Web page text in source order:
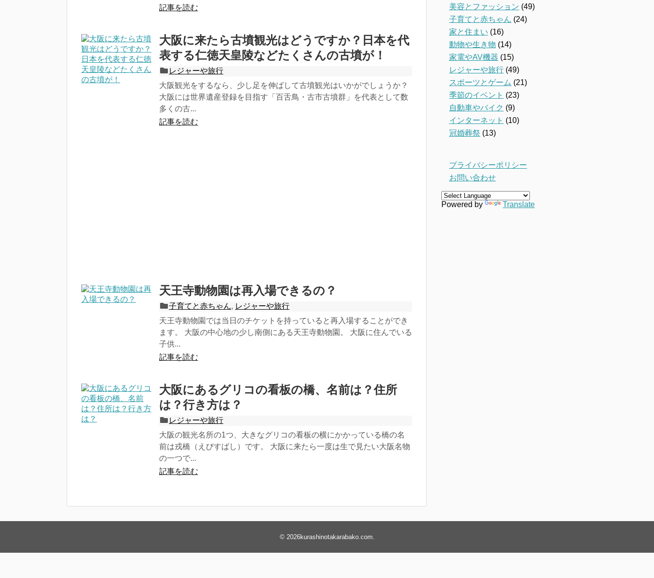
記事を読む
大阪に来たら古墳観光はどうですか？日本を代
表する仁徳天皇陵などたくさんの古墳が！
レジャーや旅行
大阪観光をするなら、少し足を伸ばして古墳観光はいかがでしょうか？
大阪には世界遺産登録を目指す「百舌鳥・古市古墳群」を代表として数
多くの古...
記事を読む
天王寺動物園は再入場できるの？
子育てと赤ちゃん, レジャーや旅行
天王寺動物園では当日のチケットを持っていると再入場することができ
ます。 大阪の中心地の少し南側にある天王寺動物園。 大阪に住んでいる
子供...
記事を読む
大阪にあるグリコの看板の橋、名前は？住所
は？行き方は？
レジャーや旅行
大阪の観光名所の1つ、大きなグリコの看板の横にかかっている橋の名
前は戎橋（えびすばし）です。 大阪に来たら一度は生で見たい大阪名物
の一つで...
記事を読む
美容とファッション (49)
子育てと赤ちゃん (24)
家と住まい (16)
動物や生き物 (14)
家電やAV機器 (15)
レジャーや旅行 (49)
スポーツとゲーム (21)
季節のイベント (23)
自動車やバイク (9)
インターネット (10)
冠婚葬祭 (13)
プライバシーポリシー
お問い合わせ
Powered by Translate
© 2026kurashinotakarabako.com